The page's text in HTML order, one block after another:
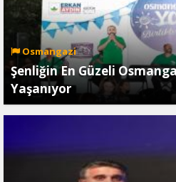
Osmangazi
Şenliğin En Güzeli
Yaşanıyor